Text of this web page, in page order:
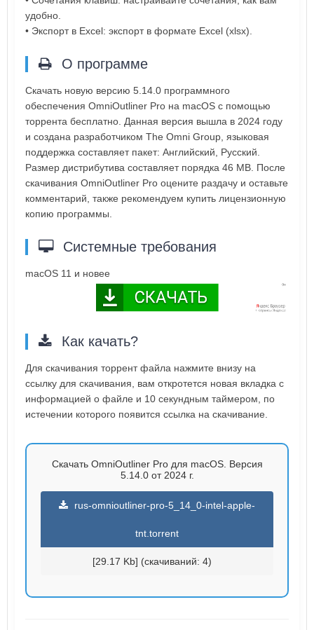
удобно.
• Экспорт в Excel: экспорт в формате Excel (xlsx).
О программе
Скачать новую версию 5.14.0 программного
обеспечения OmniOutliner Pro на macOS с помощью
торрента бесплатно. Данная версия вышла в 2024 году
и создана разработчиком The Omni Group, языковая
поддержка составляет пакет: Английский, Русский.
Размер дистрибутива составляет порядка 46 MB. После
скачивания OmniOutliner Pro оцените раздачу и оставьте
комментарий, также рекомендуем купить лицензионную
копию программы.
Системные требования
macOS 11 и новее
Как качать?
Для скачивания торрент файла нажмите внизу на
ссылку для скачивания, вам откротется новая вкладка с
информацией о файле и 10 секундным таймером, по
истечении которого появится ссылка на скачивание.
Скачать OmniOutliner Pro для macOS. Версия
5.14.0 от 2024 г.
rus-omnioutliner-pro-5_14_0-intel-apple-
tnt.torrent
[29.17 Kb] (cкачиваний: 4)